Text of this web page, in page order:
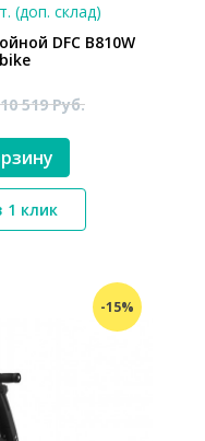
(доп. склад)
DFC B810W
10 519Руб.
1 клик
-15%